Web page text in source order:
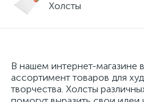
Холсты
В нашем интернет-магазине
ассортимент товаров для
творчества. Холсты